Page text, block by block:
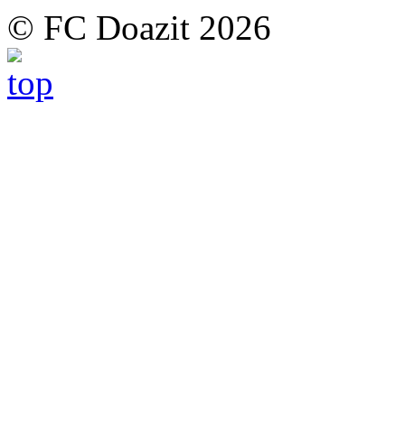
© FC Doazit 2026